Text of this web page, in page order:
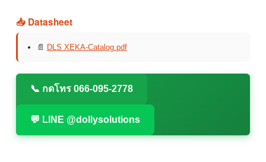
📥 Datasheet
📄 DLS XEKA-Catalog.pdf
📞 กดโทร 066-095-2778
💬 LINE @dollysolutions